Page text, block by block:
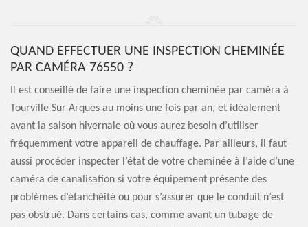
QUAND EFFECTUER UNE INSPECTION CHEMINÉE
PAR CAMÉRA 76550 ?
Il est conseillé de faire une inspection cheminée par caméra à
Tourville Sur Arques au moins une fois par an, et idéalement
avant la saison hivernale où vous aurez besoin d’utiliser
fréquemment votre appareil de chauffage. Par ailleurs, il faut
aussi procéder inspecter l’état de votre cheminée à l’aide d’une
caméra de canalisation si votre équipement présente des
problèmes d’étanchéité ou pour s’assurer que le conduit n’est
pas obstrué. Dans certains cas, comme avant un tubage de